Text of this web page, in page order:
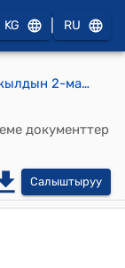
KG RU
КР Президентинин 2015-жылдын 2-майындагы ПЖ № 78 "К.Б. Базарбаев жөнүндө" Жарлыгы
документтер
Салыштыруу